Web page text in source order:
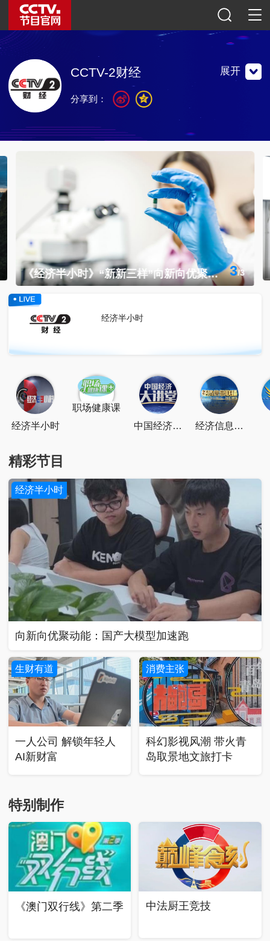
CCTV-2财经
以专业财经信息为核心内容，以生活服务和消费时尚为辅助
内容，1987年2月1日正式开播，现已实现全天24小时播
出。
以专业财经信息为核心内容，以生活服务和消费时尚为辅助
内容，1987年2月1日正式开播，现已实现全天24小时播
联系地址：中国北京复兴路11号 中央电视台财经频道
邮编：100859
官方微博
点击关注
央视影音
展开
分享到：
《央视财经评论》具身智能 怎样从实验室走进现实？ 1/3
经济半小时
经济半小时
职场健康课
中国经济大
经济信息联
精彩节目
向新向优聚动能：国产大模型加速跑
经济半小时
一人公司 解锁年轻人
AI新财富
生财有道
科幻影视风潮 带火青
岛取景地文旅打卡
消费主张
特别制作
《澳门双行线》第二季 中法厨王竞技